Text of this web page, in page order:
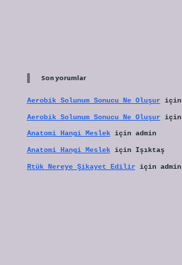
Son yorumlar
Aerobik Solunum Sonucu Ne Oluşuriçin
Aerobik Solunum Sonucu Ne Oluşuriçin
Anatomi Hangi Meslekiçin admin
Anatomi Hangi Meslekiçin Işıktaş
Rtük Nereye Şikayet Ediliriçin admin